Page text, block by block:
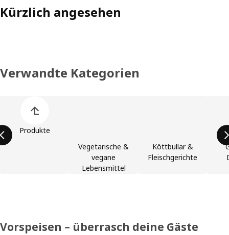
Kürzlich angesehen
Verwandte Kategorien
Produkte
Vegetarische &
vegane
Lebensmittel
Köttbullar &
Fleischgerichte
Vorspeisen – überrasch deine Gäste